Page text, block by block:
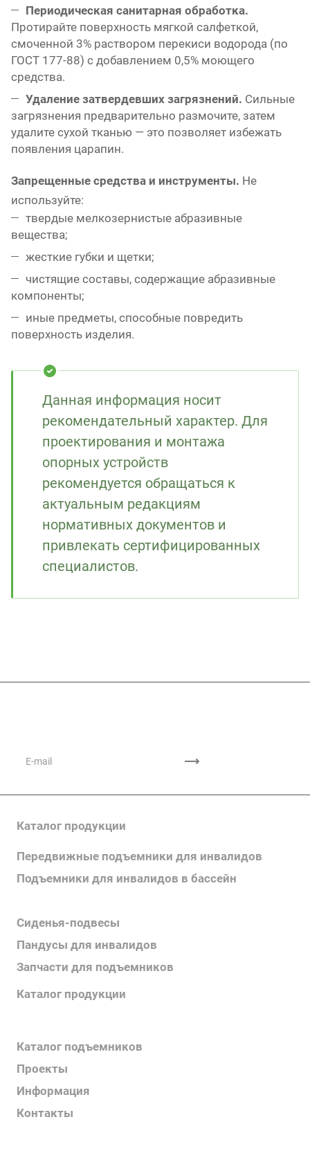
Периодическая санитарная обработка.
Протирайте поверхность мягкой салфеткой,
смоченной 3% раствором перекиси водорода (по
ГОСТ 177-88) с добавлением 0,5% моющего
средства.
Удаление затвердевших загрязнений. Сильные
загрязнения предварительно размочите, затем
удалите сухой тканью — это позволяет избежать
появления царапин.
Запрещенные средства и инструменты. Не
используйте:
твердые мелкозернистые абразивные
вещества;
жесткие губки и щетки;
чистящие составы, содержащие абразивные
компоненты;
иные предметы, способные повредить
поверхность изделия.
Данная информация носит
рекомендательный характер. Для
проектирования и монтажа
опорных устройств
рекомендуется обращаться к
актуальным редакциям
нормативных документов и
привлекать сертифицированных
специалистов.
Каталог продукции
Передвижные подъемники для инвалидов
Подъемники для инвалидов в бассейн
Сиденья-подвесы
Пандусы для инвалидов
Запчасти для подъемников
Каталог продукции
Каталог подъемников
Проекты
Информация
Контакты